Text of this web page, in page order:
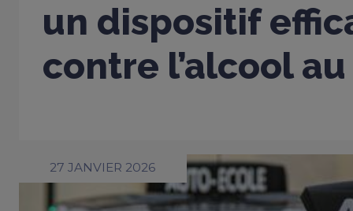
un dispositif
contre l’alcool
27 JANVIER 2026